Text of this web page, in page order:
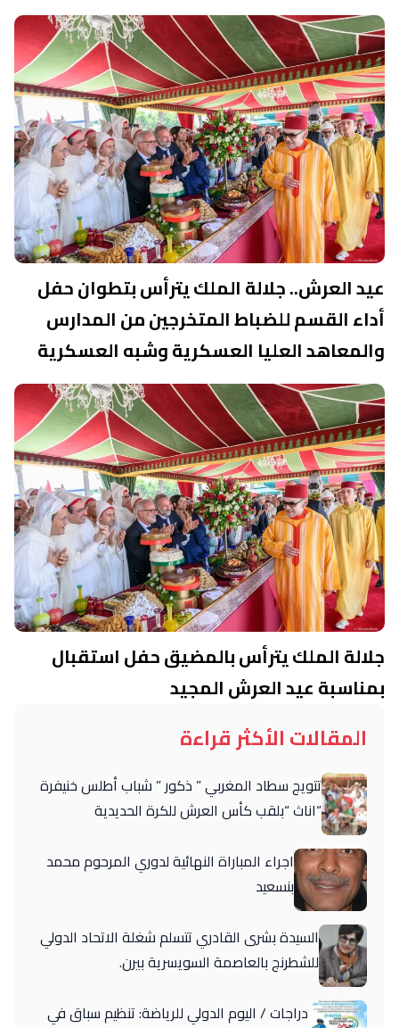
عيد العرش.. جلالة الملك يترأس بتطوان حفل
أداء القسم للضباط المتخرجين من المدارس
والمعاهد العليا العسكرية وشبه العسكرية
جلالة الملك يترأس بالمضيق حفل استقبال
بمناسبة عيد العرش المجيد
المقالات الأكثر قراءة
تتويج سطاد المغربي ” ذكور ” شباب أطلس خنيفرة
“اناث “بلقب كأس العرش للكرة الحديدية
اجراء المباراة النهائية لدوري المرحوم محمد
بنسعيد
السيدة بشرى القادري تتسلم شغلة الاتحاد الدولي
للشطرنج بالعاصمة السويسرية بيرن.
دراجات / اليوم الدولي للرياضة: تنظيم سباق في